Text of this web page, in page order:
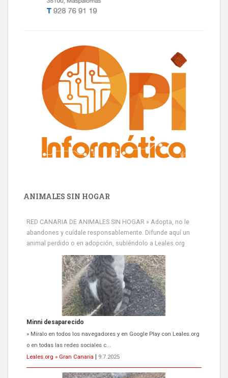
ANIMALES SIN HOGAR
RED CANARIA DE ANIMALES SIN HOGAR » Adopta, no le
abandones y cuídale responsablemente. Difunde aquí un
animal perdido o en adopción, subiéndolo a Leales.org
Siami Perdida
Se llama Siami,es hembra de 4 años,esterilizada con marca de
oreja,cariñosa,mimosa pero miedosa,e...
Leales.org » Gran Canaria
9.7.2025